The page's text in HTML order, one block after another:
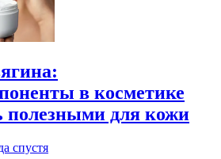
в косметике
полезными для кожи
спустя